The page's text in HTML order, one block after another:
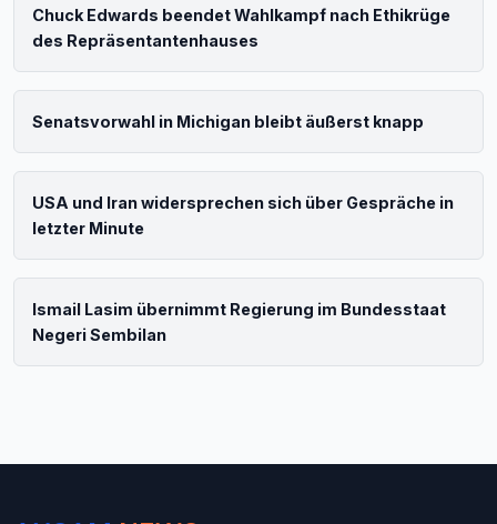
Chuck Edwards beendet Wahlkampf nach Ethikrüge
des Repräsentantenhauses
Senatsvorwahl in Michigan bleibt äußerst knapp
USA und Iran widersprechen sich über Gespräche in
letzter Minute
Ismail Lasim übernimmt Regierung im Bundesstaat
Negeri Sembilan